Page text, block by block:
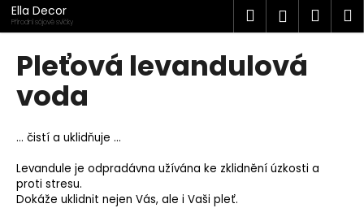
Přejít
na
obsah
Ella Decor
Přírodní sójové svíčky Hledat
Pleťová levandulová
voda
… čistí a uklidňuje …
Levandule je odpradávna užívána ke zklidnění úzkosti a
proti stresu.
Dokáže uklidnit nejen Vás, ale i Vaši pleť.
K
o
C
o
p
t
ř